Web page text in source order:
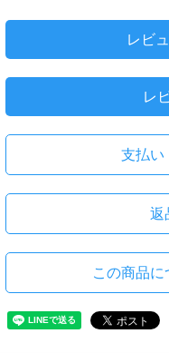
レビ
レ
支払い
返
この商品に